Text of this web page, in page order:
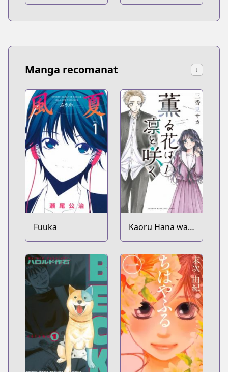
Manga recomanat ↓
Fuuka
Kaoru Hana wa
Rin to Saku